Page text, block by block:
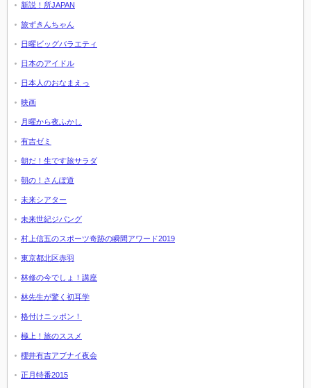
新説！所JAPAN
旅ずきんちゃん
日曜ビッグバラエティ
日本のアイドル
日本人のおなまえっ
映画
月曜から夜ふかし
有吉ゼミ
朝だ！生です旅サラダ
朝の！さんぽ道
未来シアター
未来世紀ジパング
村上信五のスポーツ奇跡の瞬間アワード2019
東京都北区赤羽
林修の今でしょ！講座
林先生が驚く初耳学
格付けニッポン！
極上！旅のススメ
櫻井有吉アブナイ夜会
正月特番2015